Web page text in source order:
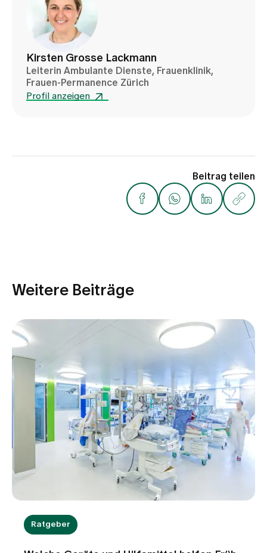
Kirsten Grosse Lackmann
Leiterin Ambulante Dienste, Frauenklinik,
Frauen-Permanence Zürich
Profil anzeigen
Beitrag teilen
Weitere Beiträge
Ratgeber